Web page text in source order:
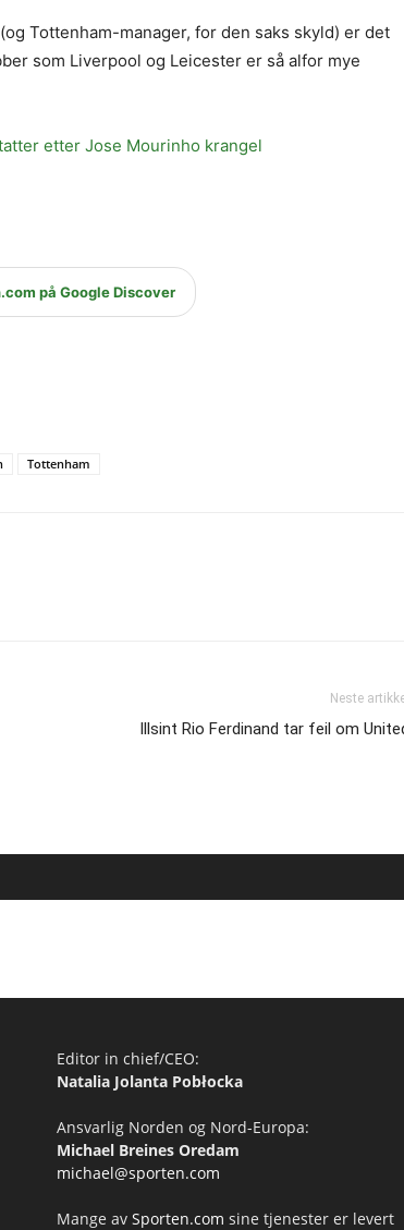
Tottenham-manager, for den saks skyld) er det
som Liverpool og Leicester er så alfor mye
etter Jose Mourinho krangel
på Google Discover
Tottenham
Neste
Illsint Rio Ferdinand tar feil om
Editor in chief/CEO:
Natalia Jolanta Pobłocka
Ansvarlig Norden og Nord-Europa:
Michael Breines Oredam
michael@sporten.com
Mange av Sporten.com sine tjenester er levert